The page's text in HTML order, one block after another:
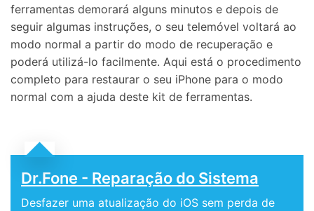
ferramentas demorará alguns minutos e depois de
seguir algumas instruções, o seu telemóvel voltará ao
modo normal a partir do modo de recuperação e
poderá utilizá-lo facilmente. Aqui está o procedimento
completo para restaurar o seu iPhone para o modo
normal com a ajuda deste kit de ferramentas.
Dr.Fone - Reparação do Sistema
Desfazer uma atualização do iOS sem perda de